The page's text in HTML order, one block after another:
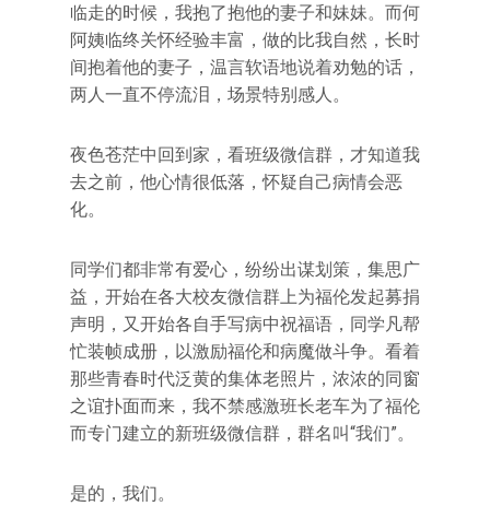
临走的时候，我抱了抱他的妻子和妹妹。而何
阿姨临终关怀经验丰富，做的比我自然，长时
间抱着他的妻子，温言软语地说着劝勉的话，
两人一直不停流泪，场景特别感人。
夜色苍茫中回到家，看班级微信群，才知道我
去之前，他心情很低落，怀疑自己病情会恶
化。
同学们都非常有爱心，纷纷出谋划策，集思广
益，开始在各大校友微信群上为福伦发起募捐
声明，又开始各自手写病中祝福语，同学凡帮
忙装帧成册，以激励福伦和病魔做斗争。看着
那些青春时代泛黄的集体老照片，浓浓的同窗
之谊扑面而来，我不禁感激班长老车为了福伦
而专门建立的新班级微信群，群名叫“我们”。
是的，我们。